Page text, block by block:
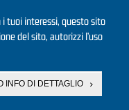
tuoi interessi, questo sito
del sito, autorizzi l’uso
INFO DI DETTAGLIO